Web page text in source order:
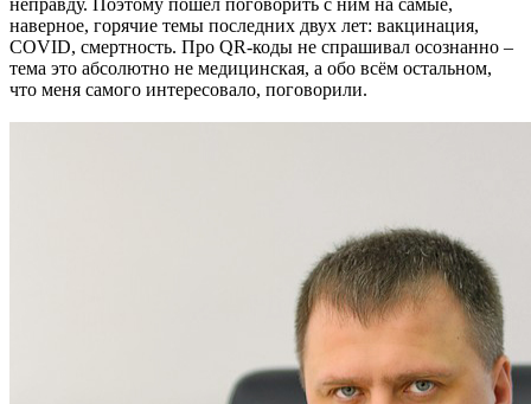
неправду. Поэтому пошёл поговорить с ним на самые,
наверное, горячие темы последних двух лет: вакцинация,
COVID, смертность. Про QR-коды не спрашивал осознанно –
тема это абсолютно не медицинская, а обо всём остальном,
что меня самого интересовало, поговорили.